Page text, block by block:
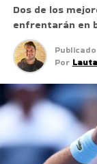
Dos de los
enfrentarán en
Publicado
Por